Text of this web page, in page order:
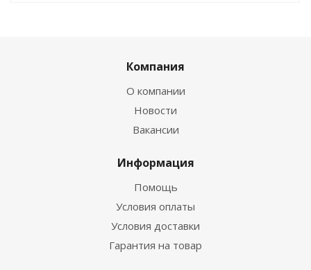
Компания
О компании
Новости
Вакансии
Информация
Помощь
Условия оплаты
Условия доставки
Гарантия на товар